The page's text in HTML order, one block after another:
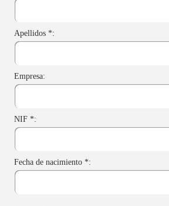
Apellidos *:
Empresa:
NIF *:
Fecha de nacimiento *: